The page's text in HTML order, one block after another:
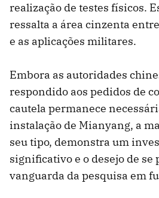
realização de testes físicos.
ressalta a área cinzenta
e as aplicações militares.
Embora as autoridades
respondido aos pedidos de
cautela permanece
instalação de Mianyang, a
seu tipo, demonstra um
significativo e o desejo de se
vanguarda da pesquisa em